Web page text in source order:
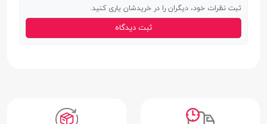
با ابعاد گوشی | لبه های برجسته برای محافظت
صفحه نمایش
ثبت نظرات خود، دیگران را در خریدشان یاری کنید.
ثبت دیدگاه